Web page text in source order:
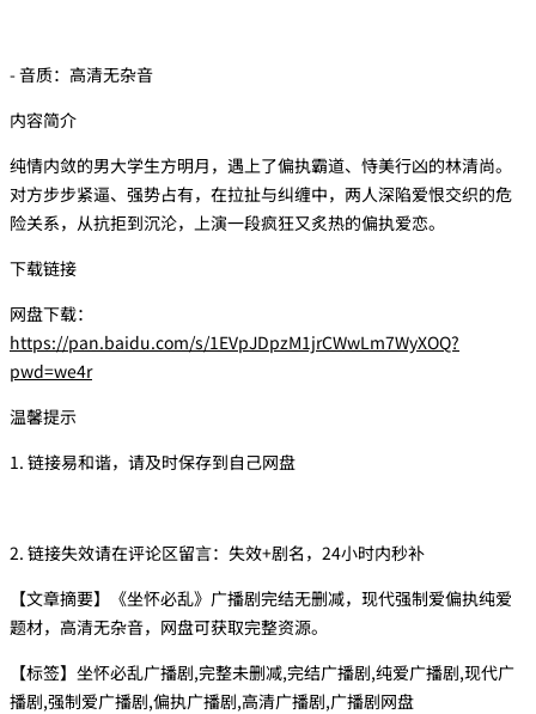
- 音质：高清无杂音
内容简介
纯情内敛的男大学生方明月，遇上了偏执霸道、恃美行凶的林清尚。
对方步步紧逼、强势占有，在拉扯与纠缠中，两人深陷爱恨交织的危
险关系，从抗拒到沉沦，上演一段疯狂又炙热的偏执爱恋。
下载链接
网盘下载：
https://pan.baidu.com/s/1EVpJDpzM1jrCWwLm7WyXOQ?
pwd=we4r
温馨提示
1. 链接易和谐，请及时保存到自己网盘
2. 链接失效请在评论区留言：失效+剧名，24小时内秒补
【文章摘要】《坐怀必乱》广播剧完结无删减，现代强制爱偏执纯爱
题材，高清无杂音，网盘可获取完整资源。
【标签】坐怀必乱广播剧,完整未删减,完结广播剧,纯爱广播剧,现代广
播剧,强制爱广播剧,偏执广播剧,高清广播剧,广播剧网盘